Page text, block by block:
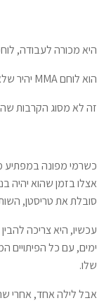
היא מכורה לעבודה,
הוא לוחם MMA יהיר שלא יכול להרשות לעצמו הסחות דעת.
זה לא מסוג הקרבות
כשרמי מפונה
אצלו בזמן שהוא יהיה
סובלת את טריסטן,
עכשיו, היא צריכה
ימים, עם כל הפיתויים
שלו.
אבל לילה אחד, אחרי